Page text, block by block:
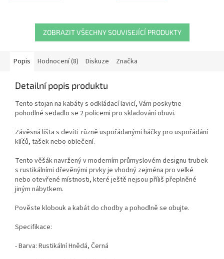
hvězdiček.
hvězdiček.
ZOBRAZIT VŠECHNY SOUVISEJÍCÍ PRODUKTY
Popis Hodnocení (8) Diskuze Značka
Detailní popis produktu
Tento stojan na kabáty s odkládací lavicí, Vám poskytne
pohodlné sedadlo se 2 policemi pro skladování obuvi.
Závěsná lišta s devíti různě uspořádanými háčky pro uspořádání
klíčů, tašek nebo oblečení.
Tento věšák navržený v moderním průmyslovém designu trubek
s rustikálními dřevěnými prvky je vhodný zejména pro velké
nebo otevřené místnosti, které ještě nejsou příliš přeplněné
jiným nábytkem.
Pověste klobouk a kabát do chodby a pohodlně se obujte.
Specifikace:
- Barva: Rustikální Hnědá, Černá